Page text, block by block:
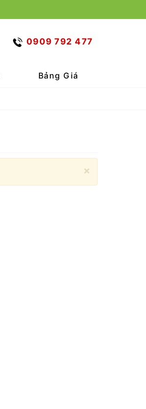
0909 792 477
Bảng Giá
×